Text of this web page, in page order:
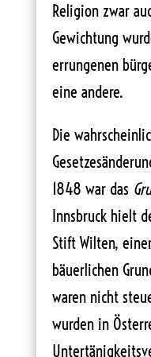
Religion zwar
Gewichtung
errungenen
eine andere.
Die
1848 war das
Innsbruck hielt
Stift Wilten,
bäuerlichen
waren nicht
wurden in